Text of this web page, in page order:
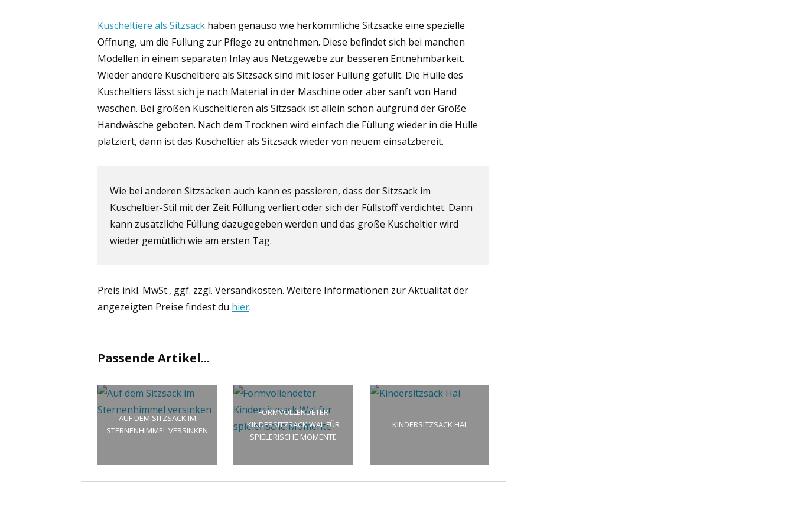
Kuscheltiere als Sitzsack haben genauso wie herkömmliche Sitzsäcke eine spezielle
Öffnung, um die Füllung zur Pflege zu entnehmen. Diese befindet sich bei manchen
Modellen in einem separaten Inlay aus Netzgewebe zur besseren Entnehmbarkeit.
Wieder andere Kuscheltiere als Sitzsack sind mit loser Füllung gefüllt. Die Hülle des
Kuscheltiers lässt sich je nach Material in der Maschine oder aber sanft von Hand
waschen. Bei großen Kuscheltieren als Sitzsack ist allein schon aufgrund der Größe
Handwäsche geboten. Nach dem Trocknen wird einfach die Füllung wieder in die Hülle
platziert, dann ist das Kuscheltier als Sitzsack wieder von neuem einsatzbereit.
Wie bei anderen Sitzsäcken auch kann es passieren, dass der Sitzsack im
Kuscheltier-Stil mit der Zeit Füllungverliert oder sich der Füllstoff verdichtet. Dann
kann zusätzliche Füllung dazugegeben werden und das große Kuscheltier wird
wieder gemütlich wie am ersten Tag.
Preis inkl. MwSt., ggf. zzgl. Versandkosten. Weitere Informationen zur Aktualität der
angezeigten Preise findest du hier.
Passende Artikel...
AUF DEM SITZSACK IM
STERNENHIMMEL VERSINKEN
FORMVOLLENDETER
KINDERSITZSACK WAL FÜR
SPIELERISCHE MOMENTE
KINDERSITZSACK HAI